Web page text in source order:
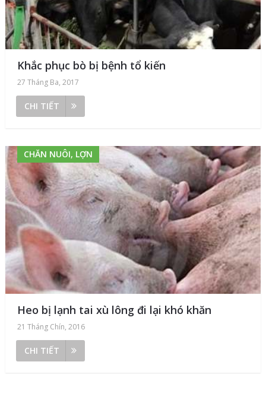
Khắc phục bò bị bệnh tổ kiến
27 Tháng Ba, 2017
CHI TIẾT
CHĂN NUÔI, LỢN
Heo bị lạnh tai xù lông đi lại khó khăn
21 Tháng Chín, 2016
CHI TIẾT